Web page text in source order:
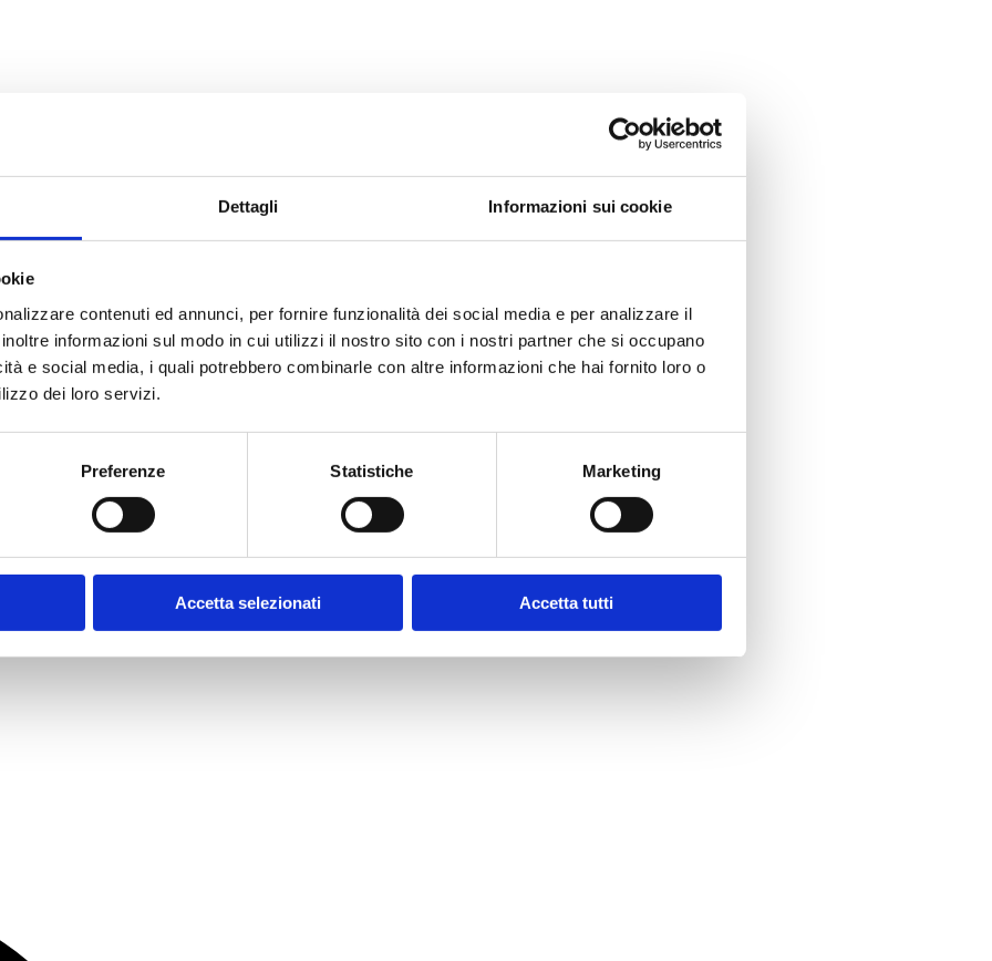
Dettagli Informazioni sui cookie
contenuti ed annunci, per fornire funzionalità dei social media e per analizzare il
informazioni sul modo in cui utilizzi il nostro sito con i nostri partner che si occupano
e social media, i quali potrebbero combinarle con altre informazioni che hai fornito loro o
dei loro servizi.
Preferenze Statistiche Marketing
Accetta selezionati Accetta tutti